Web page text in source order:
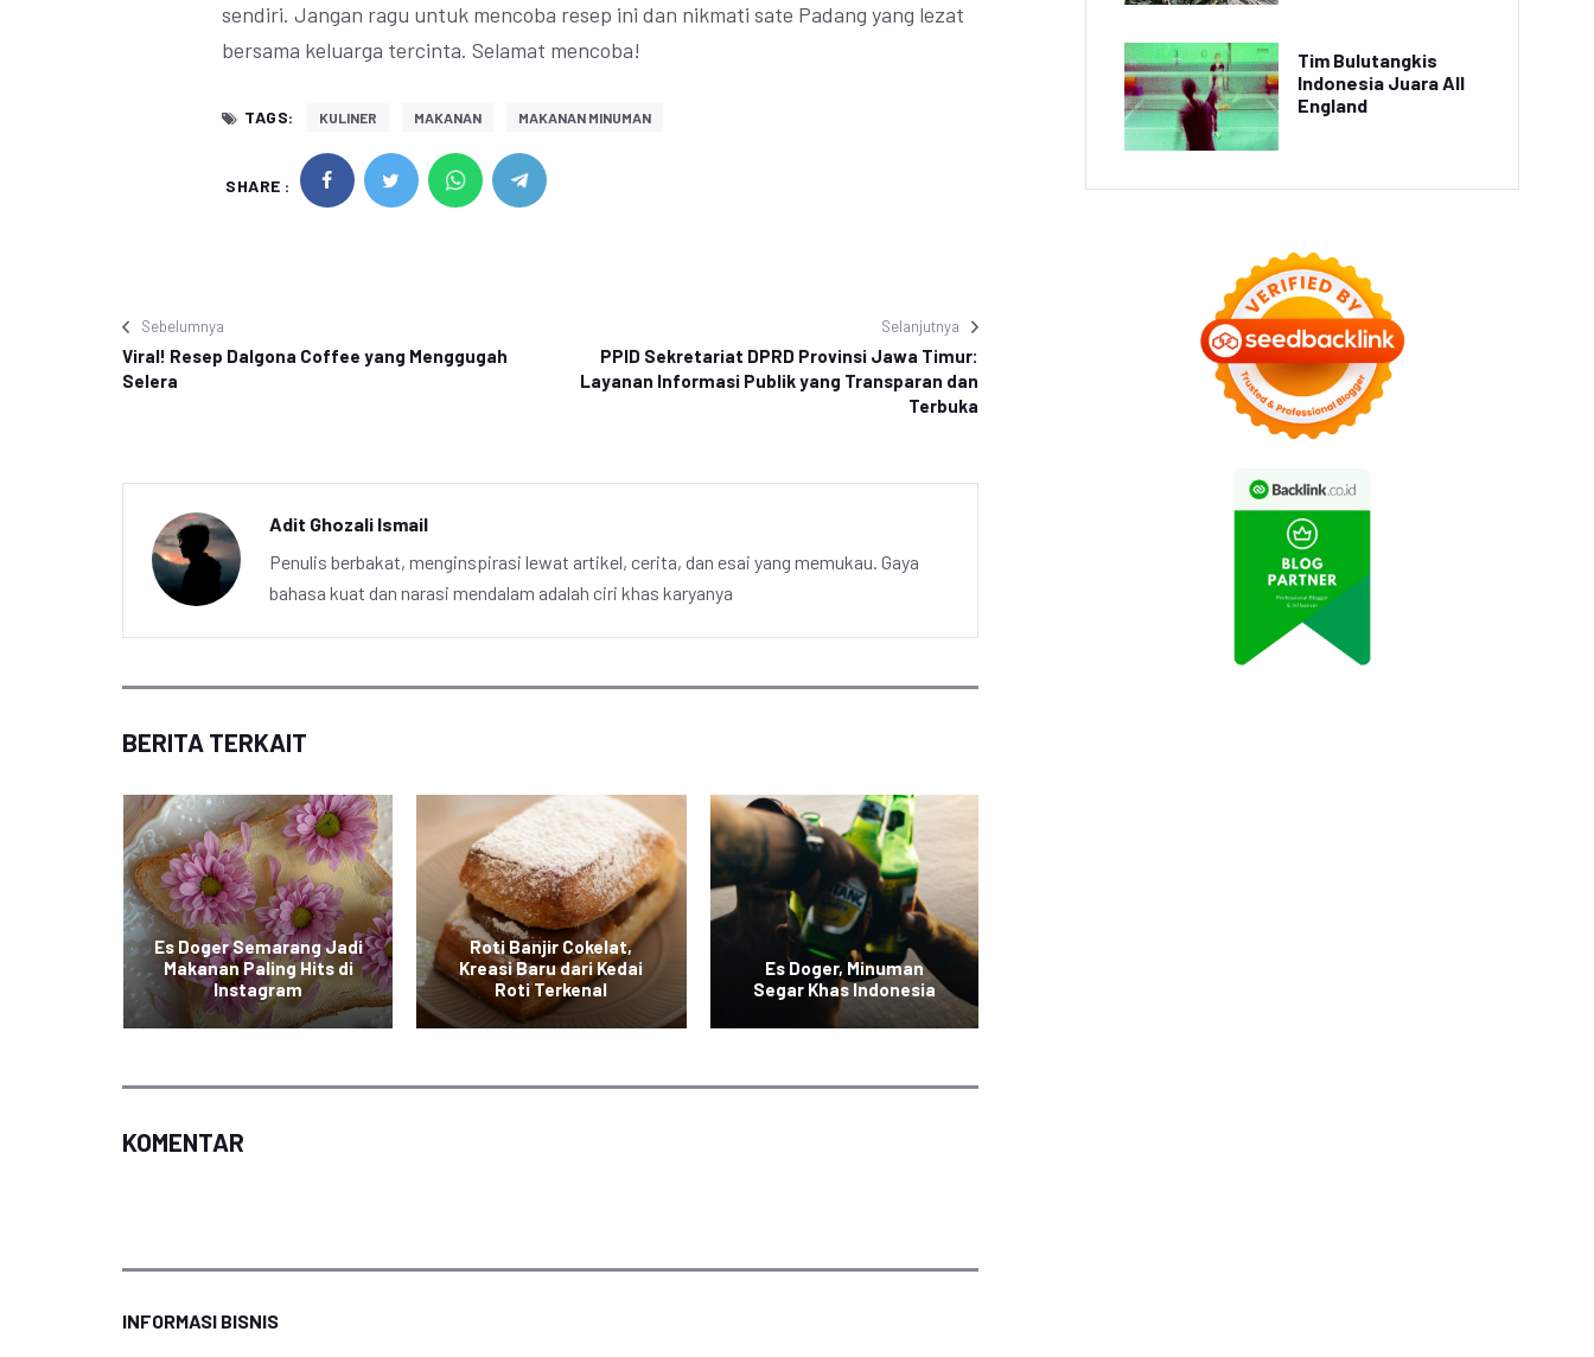
sendiri. Jangan ragu untuk mencoba resep ini dan nikmati sate Padang yang lezat
bersama keluarga tercinta. Selamat mencoba!
TAGS: KULINER MAKANAN MAKANAN MINUMAN
SHARE :
Sebelumnya
Viral! Resep Dalgona Coffee yang Menggugah
Selera
Selanjutnya
PPID Sekretariat DPRD Provinsi Jawa Timur:
Layanan Informasi Publik yang Transparan dan
Terbuka
Adit Ghozali Ismail
Penulis berbakat, menginspirasi lewat artikel, cerita, dan esai yang memukau. Gaya
bahasa kuat dan narasi mendalam adalah ciri khas karyanya
BERITA TERKAIT
Es Doger Semarang Jadi
Makanan Paling Hits di
Instagram
Roti Banjir Cokelat,
Kreasi Baru dari Kedai
Roti Terkenal
Es Doger, Minuman
Segar Khas Indonesia
KOMENTAR
INFORMASI BISNIS
Tim Bulutangkis
Indonesia Juara All
England